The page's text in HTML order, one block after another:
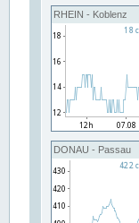
RHEIN - Koblenz
DONAU - Passau